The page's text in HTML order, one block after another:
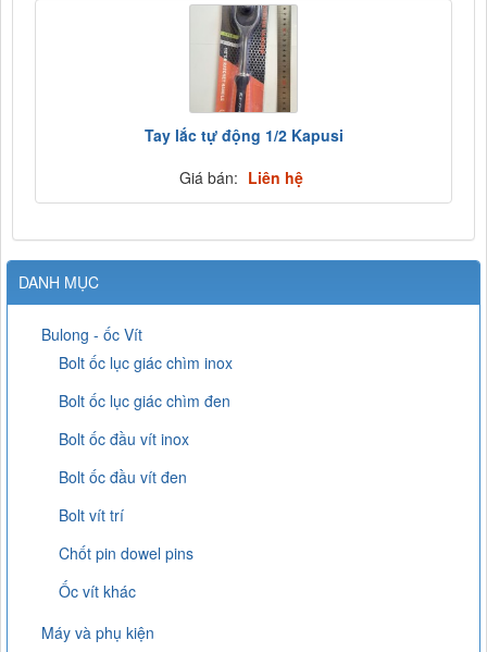
Tay lắc tự động 1/2 Kapusi
Giá bán: Liên hệ
DANH MỤC
Bulong - ốc Vít
Bolt ốc lục giác chìm inox
Bolt ốc lục giác chìm đen
Bolt ốc đầu vít inox
Bolt ốc đầu vít đen
Bolt vít trí
Chốt pin dowel pins
Ốc vít khác
Máy và phụ kiện